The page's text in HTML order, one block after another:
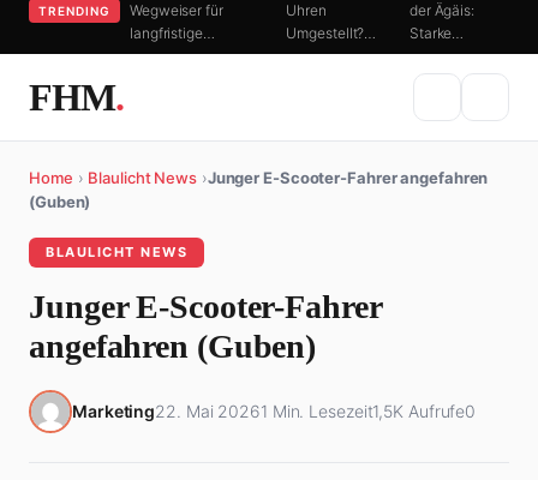
TRENDING
Wegweiser für
langfristige…
Uhren
Umgestellt?…
der Ägäis:
Starke…
FHM.
Home › Blaulicht News ›Junger E-Scooter-Fahrer angefahren
(Guben)
BLAULICHT NEWS
Junger E-Scooter-Fahrer
angefahren (Guben)
Marketing22. Mai 20261 Min. Lesezeit1,5K Aufrufe0